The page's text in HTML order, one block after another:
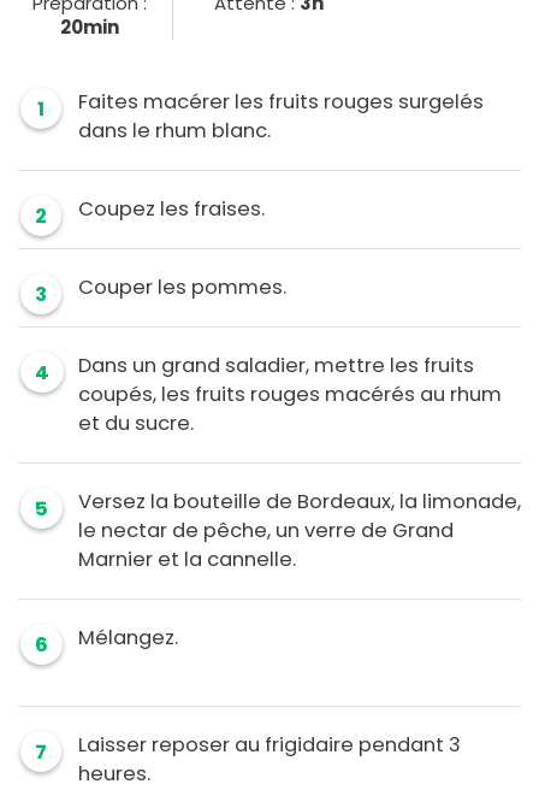
20min
1
Faites macérer les fruits rouges surgelés
dans le rhum blanc.
2 Coupez les fraises.
3 Couper les pommes.
4
Dans un grand saladier, mettre les fruits
coupés, les fruits rouges macérés au rhum
et du sucre.
5
Versez la bouteille de Bordeaux, la limonade,
le nectar de pêche, un verre de Grand
Marnier et la cannelle.
6 Mélangez.
7
Laisser reposer au frigidaire pendant 3
heures.